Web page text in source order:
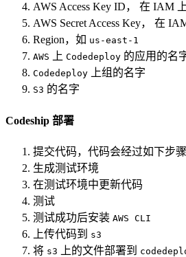
AWS Access Key ID， 在 IAM
AWS Secret Access Key， 在
Region，如 us-east-1
AWS
上 Codedeploy 的应用的名
Codedeploy 上组的名字
S3 的名字
Codeship 部署
提交代码，代码会经过如下步骤
生成测试环境
在测试环境中更新代码
测试
测试成功后安装 AWS CLI
上传代码到 s3
将 s3 上的文件部署到